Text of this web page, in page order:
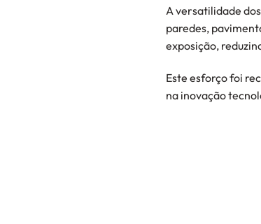
A versatilidade
paredes,
exposição,
Este esforço foi
na inovação